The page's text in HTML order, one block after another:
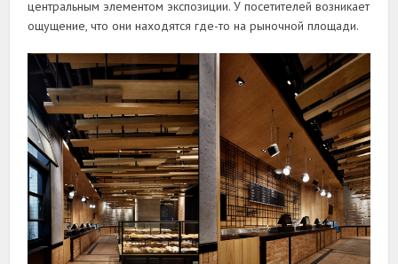
центральным элементом экспозиции. У посетителей возникает
ощущение, что они находятся где-то на рыночной площади.